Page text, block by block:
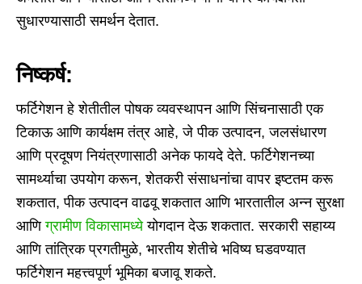
सुधारण्यासाठी समर्थन देतात.
निष्कर्ष:
फर्टिगेशन हे शेतीतील पोषक व्यवस्थापन आणि सिंचनासाठी एक
टिकाऊ आणि कार्यक्षम तंत्र आहे, जे पीक उत्पादन, जलसंधारण
आणि प्रदूषण नियंत्रणासाठी अनेक फायदे देते. फर्टिगेशनच्या
सामर्थ्याचा उपयोग करून, शेतकरी संसाधनांचा वापर इष्टतम करू
शकतात, पीक उत्पादन वाढवू शकतात आणि भारतातील अन्न सुरक्षा
आणिग्रामीण विकासामध्येयोगदान देऊ शकतात. सरकारी सहाय्य
आणि तांत्रिक प्रगतीमुळे, भारतीय शेतीचे भविष्य घडवण्यात
फर्टिगेशन महत्त्वपूर्ण भूमिका बजावू शकते.